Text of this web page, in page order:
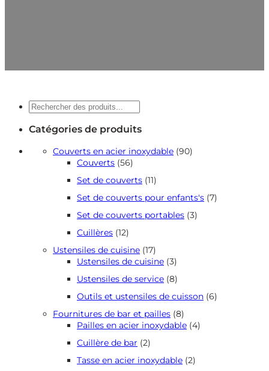
Recherche
Catégories de produits
Couverts en acier inoxydable 9090
Couverts 5656
Set de couverts 1111
Set de couverts pour enfants's 77
Set de couverts portables 33
Cuillères 1212
Ustensiles de cuisine 1717
produits
Ustensiles de cuisine 33
Ustensiles de service 88
Outils et ustensiles de cuisson 66
Fournitures de bar et pailles 88
produits
Pailles en acier inoxydable 44
Cuillère de bar 22
Tasse en acier inoxydable 22